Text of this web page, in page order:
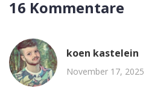
16 Kommentare
koen kastelein
November 17, 2025